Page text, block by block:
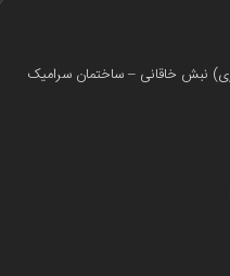
نبش خاقانی – ساختمان سرامیک